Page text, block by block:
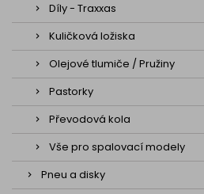
Díly - Traxxas
Kuličková ložiska
Olejové tlumiče / Pružiny
Pastorky
Převodová kola
Vše pro spalovací modely
Pneu a disky